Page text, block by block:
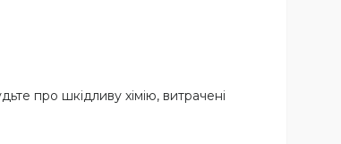
про шкідливу хімію, витрачені